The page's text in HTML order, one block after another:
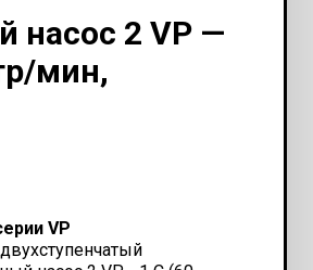
насос 2 VP —
мин,
VP